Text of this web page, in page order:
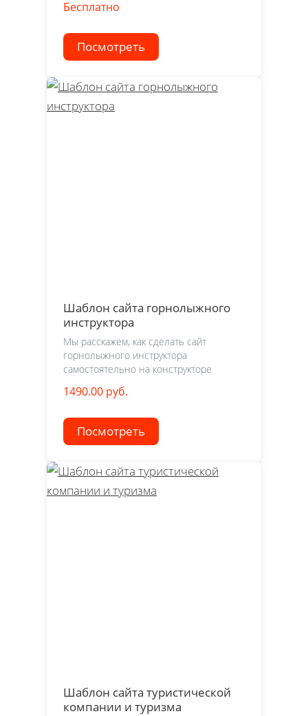
Бесплатно
Посмотреть
Шаблон сайта горнолыжного
инструктора
Мы расскажем, как сделать сайт
горнолыжного инструктора
самостоятельно на конструкторе
1490.00 руб.
Посмотреть
Шаблон сайта туристической
компании и туризма